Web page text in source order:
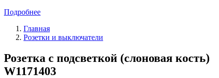
Подробнее
Главная
Розетки и выключатели
Розетка с подсветкой (слоновая кость)
W1171403